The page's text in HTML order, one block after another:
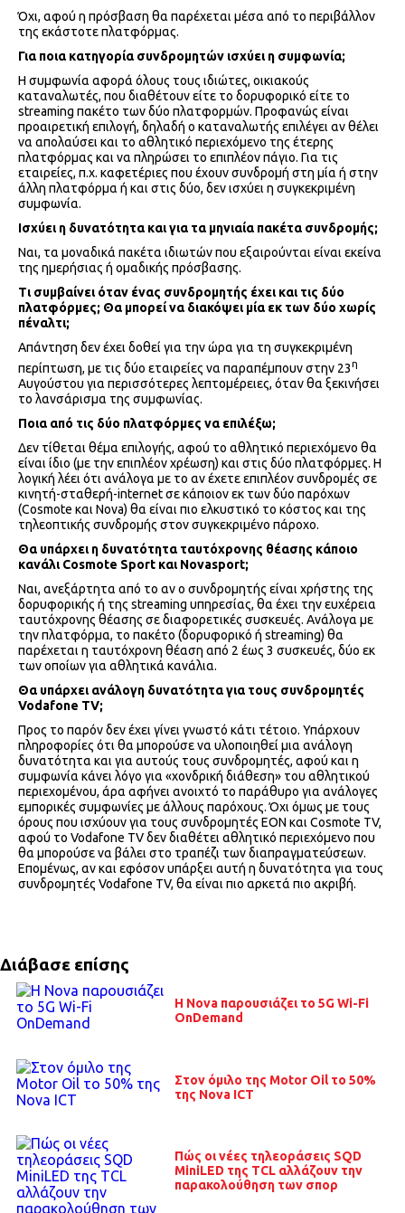
Όχι, αφού η πρόσβαση θα παρέχεται μέσα από το περιβάλλον
της εκάστοτε πλατφόρμας.
Για ποια κατηγορία συνδρομητών ισχύει η συμφωνία;
Η συμφωνία αφορά όλους τους ιδιώτες, οικιακούς
καταναλωτές, που διαθέτουν είτε το δορυφορικό είτε το
streaming πακέτο των δύο πλατφορμών. Προφανώς είναι
προαιρετική επιλογή, δηλαδή ο καταναλωτής επιλέγει αν θέλει
να απολαύσει και το αθλητικό περιεχόμενο της έτερης
πλατφόρμας και να πληρώσει το επιπλέον πάγιο. Για τις
εταιρείες, π.χ. καφετέριες που έχουν συνδρομή στη μία ή στην
άλλη πλατφόρμα ή και στις δύο, δεν ισχύει η συγκεκριμένη
συμφωνία.
Ισχύει η δυνατότητα και για τα μηνιαία πακέτα συνδρομής;
Ναι, τα μοναδικά πακέτα ιδιωτών που εξαιρούνται είναι εκείνα
της ημερήσιας ή ομαδικής πρόσβασης.
Τι συμβαίνει όταν ένας συνδρομητής έχει και τις δύο
πλατφόρμες; Θα μπορεί να διακόψει μία εκ των δύο χωρίς
πέναλτι;
Απάντηση δεν έχει δοθεί για την ώρα για τη συγκεκριμένη
περίπτωση, με τις δύο εταιρείες να παραπέμπουν στην 23η
Αυγούστου για περισσότερες λεπτομέρειες, όταν θα ξεκινήσει
το λανσάρισμα της συμφωνίας.
Ποια από τις δύο πλατφόρμες να επιλέξω;
Δεν τίθεται θέμα επιλογής, αφού το αθλητικό περιεχόμενο θα
είναι ίδιο (με την επιπλέον χρέωση) και στις δύο πλατφόρμες. Η
λογική λέει ότι ανάλογα με το αν έχετε επιπλέον συνδρομές σε
κινητή-σταθερή-internet σε κάποιον εκ των δύο παρόχων
(Cosmote και Nova) θα είναι πιο ελκυστικό το κόστος και της
τηλεοπτικής συνδρομής στον συγκεκριμένο πάροχο.
Θα υπάρχει η δυνατότητα ταυτόχρονης θέασης κάποιο
κανάλι Cosmote Sport και Novasport;
Ναι, ανεξάρτητα από το αν ο συνδρομητής είναι χρήστης της
δορυφορικής ή της streaming υπηρεσίας, θα έχει την ευχέρεια
ταυτόχρονης θέασης σε διαφορετικές συσκευές. Ανάλογα με
την πλατφόρμα, το πακέτο (δορυφορικό ή streaming) θα
παρέχεται η ταυτόχρονη θέαση από 2 έως 3 συσκευές, δύο εκ
των οποίων για αθλητικά κανάλια.
Θα υπάρχει ανάλογη δυνατότητα για τους συνδρομητές
Vodafone TV;
Προς το παρόν δεν έχει γίνει γνωστό κάτι τέτοιο. Υπάρχουν
πληροφορίες ότι θα μπορούσε να υλοποιηθεί μια ανάλογη
δυνατότητα και για αυτούς τους συνδρομητές, αφού και η
συμφωνία κάνει λόγο για «χονδρική διάθεση» του αθλητικού
περιεχομένου, άρα αφήνει ανοιχτό το παράθυρο για ανάλογες
εμπορικές συμφωνίες με άλλους παρόχους. Όχι όμως με τους
όρους που ισχύουν για τους συνδρομητές EON και Cosmote TV,
αφού το Vodafone TV δεν διαθέτει αθλητικό περιεχόμενο που
θα μπορούσε να βάλει στο τραπέζι των διαπραγματεύσεων.
Επομένως, αν και εφόσον υπάρξει αυτή η δυνατότητα για τους
συνδρομητές Vodafone TV, θα είναι πιο αρκετά πιο ακριβή.
Διάβασε επίσης
Η Nova παρουσιάζει το 5G Wi-Fi
OnDemand
Στον όμιλο της Motor Oil το 50%
της Nova ICT
Πώς οι νέες τηλεοράσεις SQD
MiniLED της TCL αλλάζουν την
παρακολούθηση των σπορ